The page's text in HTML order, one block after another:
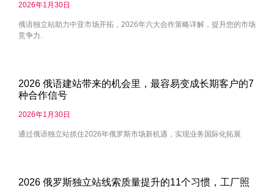
2026年1月30日
俄语独立站助力中亚市场开拓，2026年六大合作策略详解，提升您的市场
竞争力.
2026 俄语建站带来的机会里，最容易变成长期客户的7
种合作信号
2026年1月30日
通过俄语独立站抓住2026年俄罗斯市场新机遇，实现业务国际化拓展
2026 俄罗斯独立站线索质量提升的11个习惯，工厂照